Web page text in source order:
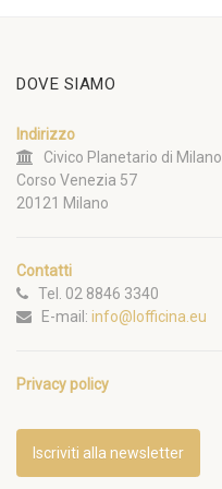
DOVE SIAMO
Indirizzo
Civico Planetario di Milano
Corso Venezia 57
20121 Milano
Contatti
Tel. 02 8846 3340
E-mail: info@lofficina.eu
Privacy policy
Iscriviti alla newsletter